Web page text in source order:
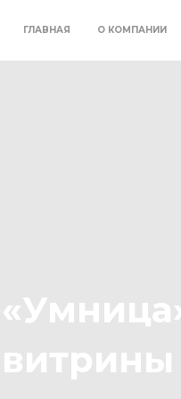
ГЛАВНАЯ О КОМПАНИИ